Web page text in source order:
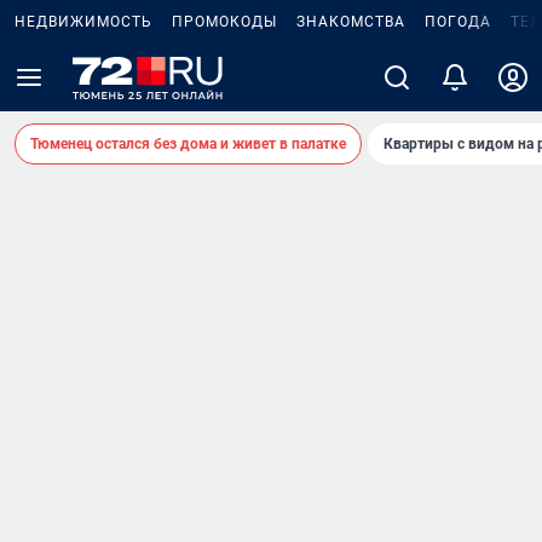
НЕДВИЖИМОСТЬ ПРОМОКОДЫ ЗНАКОМСТВА ПОГОДА
Тюменец остался без дома и живет в палатке Квартиры с видом на